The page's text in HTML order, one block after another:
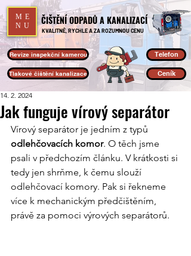
ME
NU
ČIŠTĚNÍ ODPADŮ A KANALIZACÍ
KVALITNĚ, RYCHLE A ZA ROZUMNOU CENU
Revize inspekční kamerou
Tlakové čištění kanalizace
Telefon
Ceník
Jak funguje vírový separátor
14. 2. 2024
Vírový separátor je jedním z typů
odlehčovacích komor. O těch jsme
psali v předchozím článku. V krátkosti si
tedy jen shrňme, k čemu slouží
odlehčovací komory. Pak si řekneme
více k mechanickým předčištěním,
právě za pomoci výrových separátorů.